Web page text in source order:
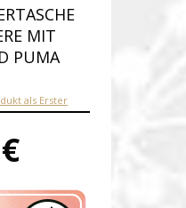
MIT
PUMA
als Erster